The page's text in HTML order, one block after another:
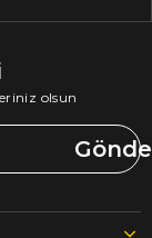
olsun